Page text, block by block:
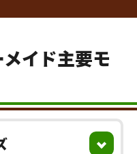
イド主要モ